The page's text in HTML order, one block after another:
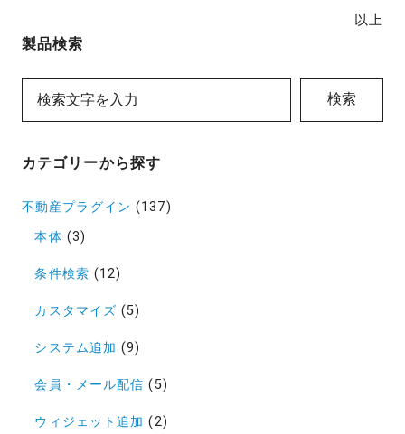
以上
製品検索
検索
カテゴリーから探す
不動産プラグイン (137)
本体 (3)
条件検索 (12)
カスタマイズ (5)
システム追加 (9)
会員・メール配信 (5)
ウィジェット追加 (2)